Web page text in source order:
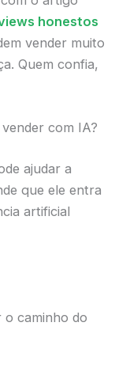
honestos
vender muito
Quem confia,
com IA?
ajudar a
que ele entra
artificial
o caminho do